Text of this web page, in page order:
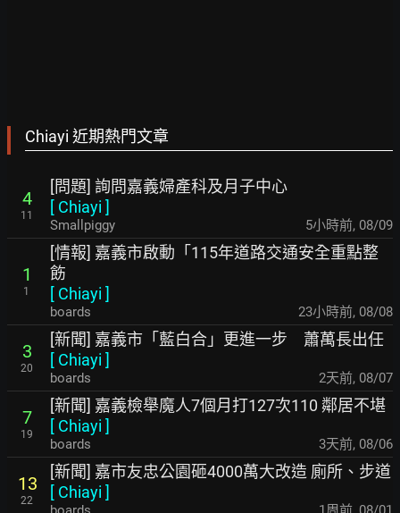
Chiayi 近期熱門文章
4
11
[問題] 詢問嘉義婦產科及月子中心
[ Chiayi ]
Smallpiggy 5小時前, 08/09
1
1
[情報] 嘉義市啟動「115年道路交通安全重點整
飭
[ Chiayi ]
boards 23小時前, 08/08
3
20
[新聞] 嘉義市「藍白合」更進一步 蕭萬長出任
[ Chiayi ]
boards 2天前, 08/07
7
19
[新聞] 嘉義檢舉魔人7個月打127次110 鄰居不堪
[ Chiayi ]
boards 3天前, 08/06
13
22
[新聞] 嘉市友忠公園砸4000萬大改造 廁所、步道
[ Chiayi ]